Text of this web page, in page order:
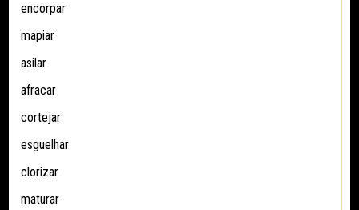
encorpar
mapiar
asilar
afracar
cortejar
esguelhar
clorizar
maturar